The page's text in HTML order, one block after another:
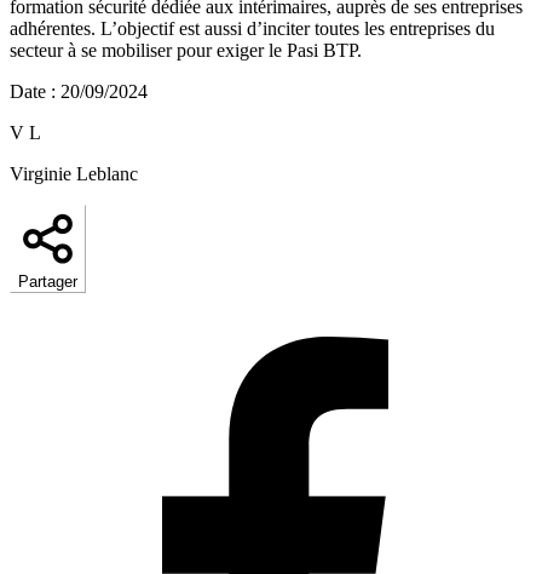
formation sécurité dédiée aux intérimaires, auprès de ses entreprises
adhérentes. L’objectif est aussi d’inciter toutes les entreprises du
secteur à se mobiliser pour exiger le Pasi BTP.
Date : 20/09/2024
V L
Virginie Leblanc
Partager